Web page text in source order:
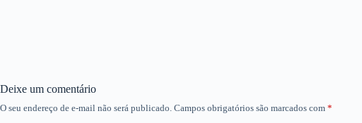
Deixe um comentário
O seu endereço de e-mail não será publicado. Campos obrigatórios são marcados com *